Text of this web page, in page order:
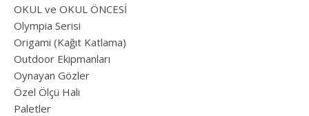
OKUL ve OKUL ÖNCESİ
Olympia Serisi
Origami (Kağıt Katlama)
Outdoor Ekipmanları
Oynayan Gözler
Özel Ölçü Halı
Paletler